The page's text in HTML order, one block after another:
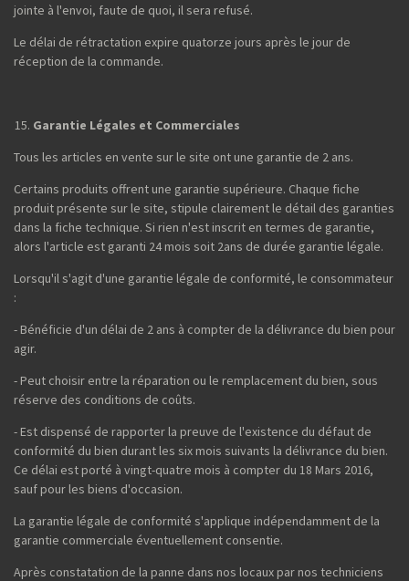
jointe à l'envoi, faute de quoi, il sera refusé.
Le délai de rétractation expire quatorze jours après le jour de
réception de la commande.
Garantie Légales et Commerciales
Tous les articles en vente sur le site ont une garantie de 2 ans.
Certains produits offrent une garantie supérieure. Chaque fiche
produit présente sur le site, stipule clairement le détail des garanties
dans la fiche technique. Si rien n'est inscrit en termes de garantie,
alors l'article est garanti 24 mois soit 2ans de durée garantie légale.
Lorsqu'il s'agit d'une garantie légale de conformité, le consommateur
:
- Bénéficie d'un délai de 2 ans à compter de la délivrance du bien pour
agir.
- Peut choisir entre la réparation ou le remplacement du bien, sous
réserve des conditions de coûts.
- Est dispensé de rapporter la preuve de l'existence du défaut de
conformité du bien durant les six mois suivants la délivrance du bien.
Ce délai est porté à vingt-quatre mois à compter du 18 Mars 2016,
sauf pour les biens d'occasion.
La garantie légale de conformité s'applique indépendamment de la
garantie commerciale éventuellement consentie.
Après constatation de la panne dans nos locaux par nos techniciens